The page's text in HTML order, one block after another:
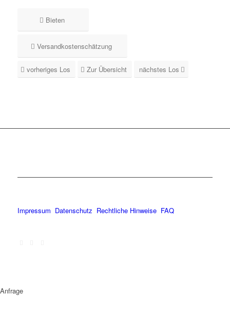
Bieten
Versandkostenschätzung
vorheriges Los Zur Übersicht nächstes Los
Impressum Datenschutz Rechtliche Hinweise FAQ
Anfrage